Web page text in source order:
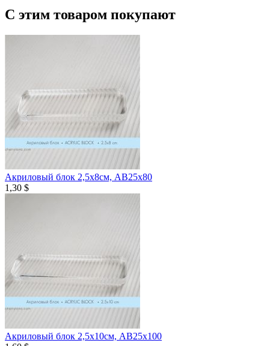
С этим товаром покупают
Акриловый блок 2,5х8см, AB25x80
1,30 $
Акриловый блок 2,5х10см, AB25x100